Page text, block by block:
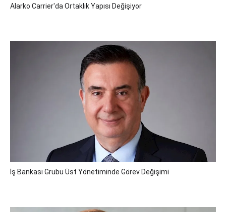
Alarko Carrier'da Ortaklık Yapısı Değişiyor
İş Bankası Grubu Üst Yönetiminde Görev Değişimi